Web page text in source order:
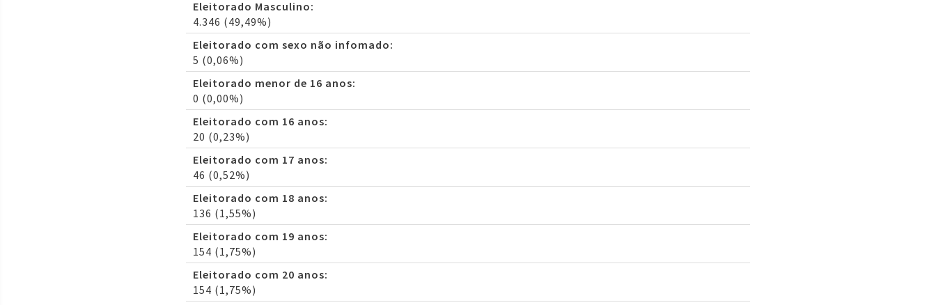
Eleitorado Masculino:
4.346 (49,49%)
Eleitorado com sexo não infomado:
5 (0,06%)
Eleitorado menor de 16 anos:
0 (0,00%)
Eleitorado com 16 anos:
20 (0,23%)
Eleitorado com 17 anos:
46 (0,52%)
Eleitorado com 18 anos:
136 (1,55%)
Eleitorado com 19 anos:
154 (1,75%)
Eleitorado com 20 anos:
154 (1,75%)